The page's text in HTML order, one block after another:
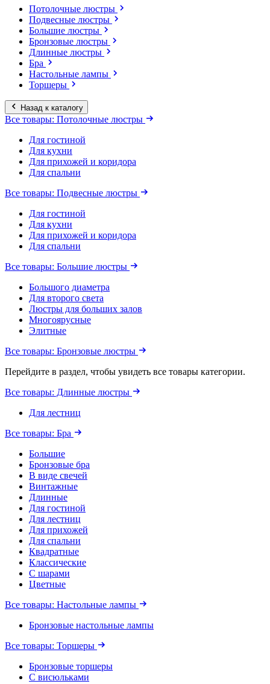
Потолочные люстры
Подвесные люстры
Большие люстры
Бронзовые люстры
Длинные люстры
Бра
Настольные лампы
Торшеры
Назад к каталогу
Все товары: Потолочные люстры
Для гостиной
Для кухни
Для прихожей и коридора
Для спальни
Все товары: Подвесные люстры
Для гостиной
Для кухни
Для прихожей и коридора
Для спальни
Все товары: Большие люстры
Большого диаметра
Для второго света
Люстры для больших залов
Многоярусные
Элитные
Все товары: Бронзовые люстры
Перейдите в раздел, чтобы увидеть все товары категории.
Все товары: Длинные люстры
Для лестниц
Все товары: Бра
Большие
Бронзовые бра
В виде свечей
Винтажные
Длинные
Для гостиной
Для лестниц
Для прихожей
Для спальни
Квадратные
Классические
С шарами
Цветные
Все товары: Настольные лампы
Бронзовые настольные лампы
Все товары: Торшеры
Бронзовые торшеры
С висюльками